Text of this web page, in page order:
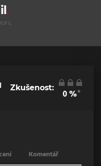
Zkušenost:
0%*
Komentář